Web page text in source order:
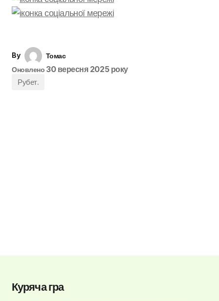
By
Томас
Оновлено 30 вересня 2025 року
Рубет.
Куряча гра